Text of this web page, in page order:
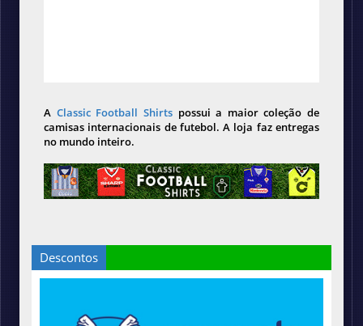
A Classic Football Shirts possui a maior coleção de
camisas internacionais de futebol. A loja faz entregas
no mundo inteiro.
Descontos